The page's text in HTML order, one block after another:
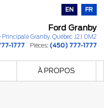
EN FR
Ford Granby
PrincipaleGranby, Québec J2J 0M2
1777 Pièces: (450) 777-1777
À PROPOS